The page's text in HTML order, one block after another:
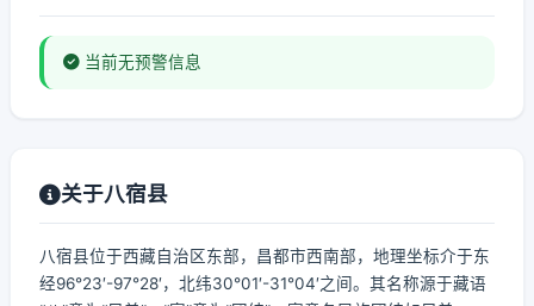
当前无预警信息
关于八宿县
八宿县位于西藏自治区东部，昌都市西南部，地理坐标介于东
经96°23′-97°28′，北纬30°01′-31°04′之间。其名称源于藏语